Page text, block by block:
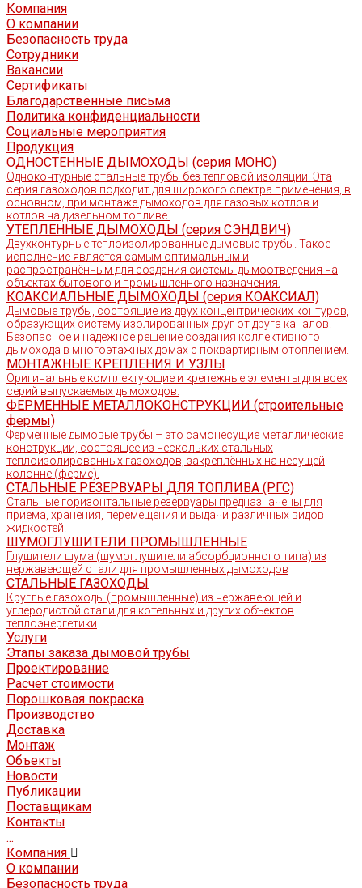
Компания
О компании
Безопасность труда
Сотрудники
Вакансии
Сертификаты
Благодарственные письма
Политика конфиденциальности
Социальные мероприятия
Продукция
ОДНОСТЕННЫЕ ДЫМОХОДЫ (серия МОНО)
Одноконтурные стальные трубы без тепловой изоляции. Эта
серия газоходов подходит для широкого спектра применения, в
основном, при монтаже дымоходов для газовых котлов и
котлов на дизельном топливе.
УТЕПЛЕННЫЕ ДЫМОХОДЫ (серия СЭНДВИЧ)
Двухконтурные теплоизолированные дымовые трубы. Такое
исполнение является самым оптимальным и
распространённым для создания системы дымоотведения на
объектах бытового и промышленного назначения.
КОАКСИАЛЬНЫЕ ДЫМОХОДЫ (серия КОАКСИАЛ)
Дымовые трубы, состоящие из двух концентрических контуров,
образующих систему изолированных друг от друга каналов.
Безопасное и надежное решение создания коллективного
дымохода в многоэтажных домах с поквартирным отоплением.
МОНТАЖНЫЕ КРЕПЛЕНИЯ И УЗЛЫ
Оригинальные комплектующие и крепежные элементы для всех
серий выпускаемых дымоходов.
ФЕРМЕННЫЕ МЕТАЛЛОКОНСТРУКЦИИ (строительные
фермы)
Ферменные дымовые трубы – это самонесущие металлические
конструкции, состоящее из нескольких стальных
теплоизолированных газоходов, закреплённых на несущей
колонне (ферме).
СТАЛЬНЫЕ РЕЗЕРВУАРЫ ДЛЯ ТОПЛИВА (РГС)
Стальные горизонтальные резервуары предназначены для
приема, хранения, перемещения и выдачи различных видов
жидкостей.
ШУМОГЛУШИТЕЛИ ПРОМЫШЛЕННЫЕ
Глушители шума (шумоглушители абсорбционного типа) из
нержавеющей стали для промышленных дымоходов
СТАЛЬНЫЕ ГАЗОХОДЫ
Круглые газоходы (промышленные) из нержавеющей и
углеродистой стали для котельных и других объектов
теплоэнергетики
Услуги
Этапы заказа дымовой трубы
Проектирование
Расчет стоимости
Порошковая покраска
Производство
Доставка
Монтаж
Объекты
Новости
Публикации
Поставщикам
Контакты
...
Компания
О компании
Безопасность труда